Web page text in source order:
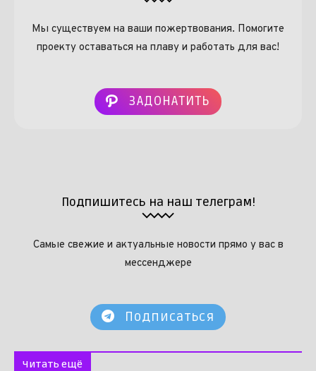
Мы существуем на ваши пожертвования. Помогите
проекту оставаться на плаву и работать для вас!
ЗАДОНАТИТЬ
Подпишитесь на наш телеграм!
Самые свежие и актуальные новости прямо у вас в
мессенджере
Подписаться
Читать ещё